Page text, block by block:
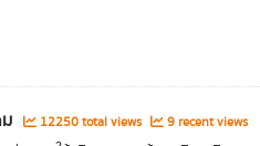
12250 total views 9 recent views